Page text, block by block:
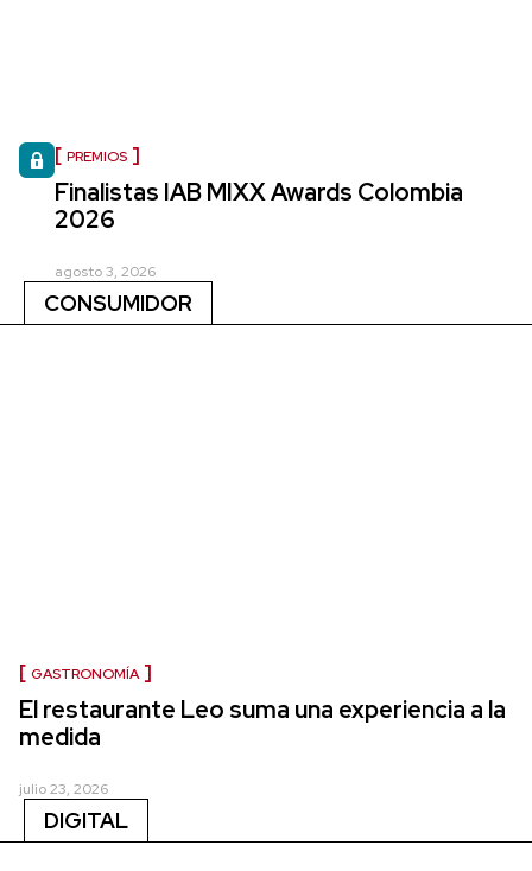
PREMIOS
Finalistas IAB MIXX Awards Colombia
2026
agosto 3, 2026
CONSUMIDOR
GASTRONOMÍA
El restaurante Leo suma una experiencia a la
medida
julio 23, 2026
DIGITAL